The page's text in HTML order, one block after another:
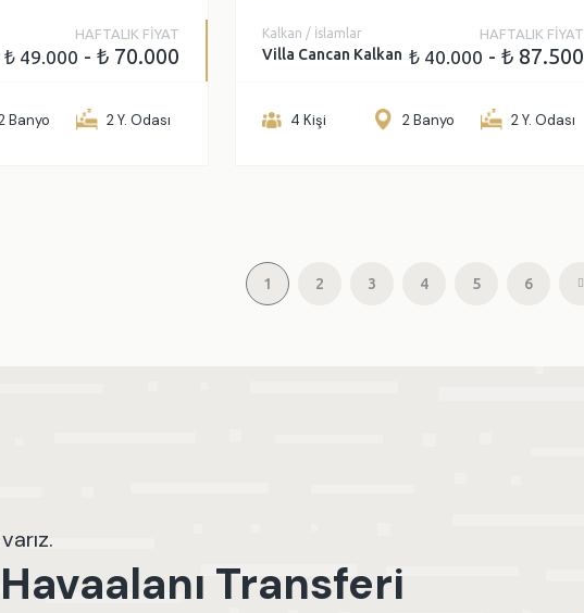
HAFTALIK FİYAT
₺ 49.000 - ₺ 70.000
Banyo 2 Y. Odası
Kalkan / İslamlar
Villa Cancan Kalkan
HAFTALIK FİYAT
₺ 40.000 - ₺ 87.500
4 Kişi 2 Banyo 2 Y. Odası
1 2 3 4 5 6
Transferi